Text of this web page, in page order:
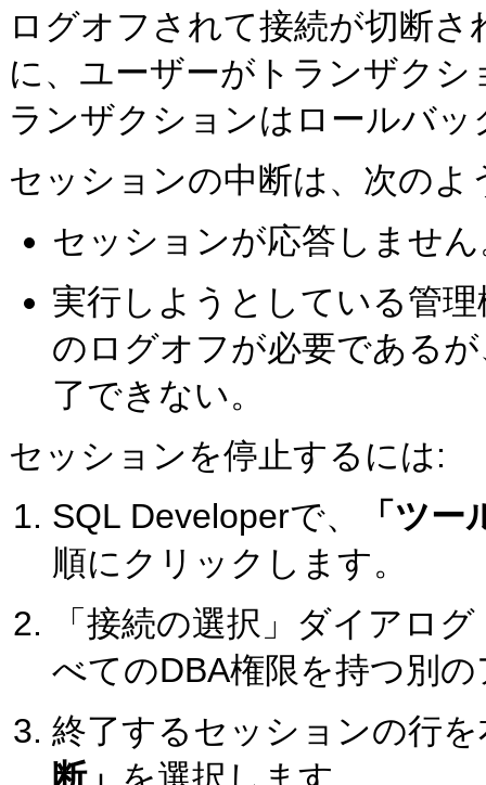
ログオフされて接続が切断
に、ユーザーがトランザク
ランザクションはロールバッ
セッションの中断は、次のよ
セッションが応答しませ
実行しようとしている管
のログオフが必要である
了できない。
セッションを停止するには:
SQL Developerで、
「ツー
順にクリックします。
「接続の選択」ダイアロ
べてのDBA権限を持つ別
終了するセッションの行
断」 を選択します。